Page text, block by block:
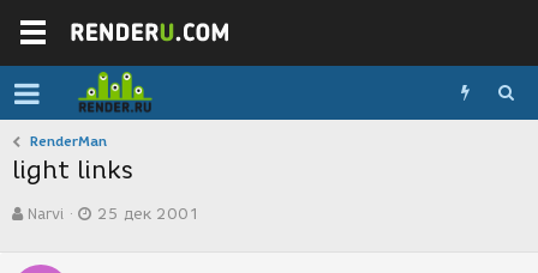
RenderMan
light links
в
о
Narvi
а
25 дек 2001